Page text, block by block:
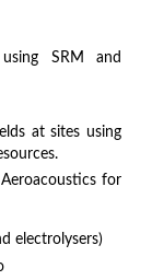
SRM and
at sites using
for
electrolysers)